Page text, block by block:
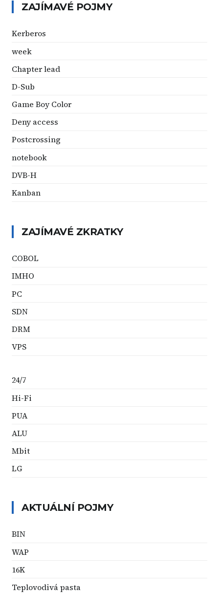
ZAJÍMAVÉ POJMY
Kerberos
week
Chapter lead
D-Sub
Game Boy Color
Deny access
Postcrossing
notebook
DVB-H
Kanban
ZAJÍMAVÉ ZKRATKY
COBOL
IMHO
PC
SDN
DRM
VPS
24/7
Hi-Fi
PUA
ALU
Mbit
LG
AKTUÁLNÍ POJMY
BIN
WAP
16K
Teplovodivá pasta